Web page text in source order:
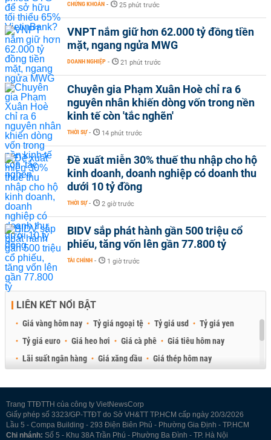
CHỨNG KHOÁN - 25 phút trước
VNPT nắm giữ hơn 62.000 tỷ đồng tiền
mặt, ngang ngửa MWG
DOANH NGHIỆP - 21 phút trước
Chuyên gia Phạm Xuân Hoè chỉ ra 6
nguyên nhân khiến dòng vốn trong nền
kinh tế còn 'tắc nghẽn'
THỜI SỰ - 14 phút trước
Đề xuất miễn 30% thuế thu nhập cho hộ
kinh doanh, doanh nghiệp có doanh thu
dưới 10 tỷ đồng
THỜI SỰ - 2 giờ trước
BIDV sắp phát hành gần 500 triệu cổ
phiếu, tăng vốn lên gần 77.800 tỷ
TÀI CHÍNH - 1 giờ trước
LIÊN KẾT NỔI BẬT
Giá vàng hôm nay Tỷ giá ngoại tệ Tỷ giá usd
Tỷ giá yen
Tỷ giá euro
Giá heo hơi Giá cà phê
Giá tiêu hôm nay
Lãi suất ngân hàng
Giá xăng dầu
Giá thép hôm nay
Trang TTĐTTH của công ty VietNewsCorp
Giấy phép số 3323/GP-TTĐT do Sở VH&TT TP.HCM cấp ngày 20/3/2026
Lầu 5 - Compa Building - 293 Điện Biên Phủ - Phường Gia Định - TP.HCM
Chi nhánh: Số 5 - Khu 38A Trần Phú - Phường Ba Đình - TP. Hà Nội